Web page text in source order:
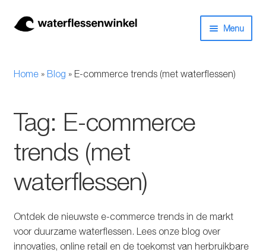
Ga
Ga
Menu
Thermosfles
Kinderflessen
Drinkfles met rietje
Waterfles met filter
Aluminium drinkfles
Home» Blog » E-commerce trends (met waterflessen)
Tag: E-commerce
trends (met
waterflessen)
Ontdek de nieuwste e-commerce trends in de markt
voor duurzame waterflessen. Lees onze blog over
innovaties, online retail en de toekomst van herbruikbare